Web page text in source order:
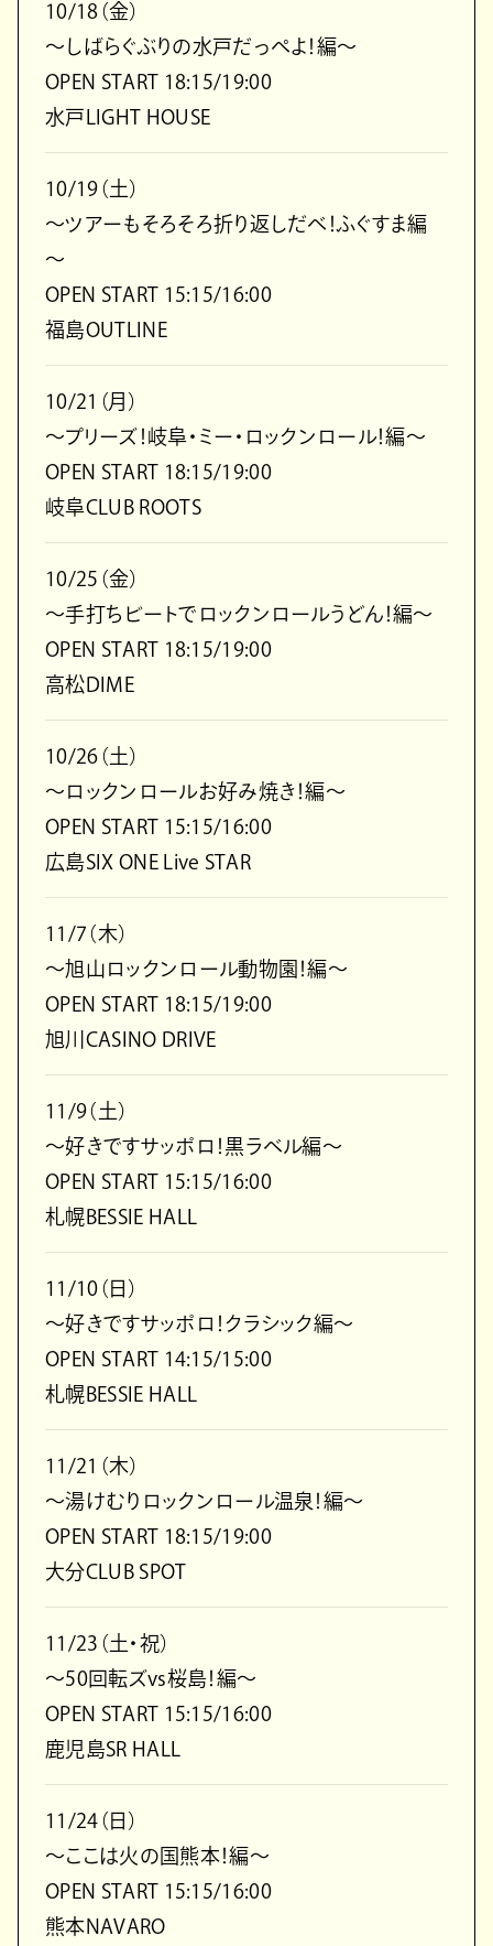
10/18（金）
～しばらぐぶりの水戸だっぺよ！編～
OPEN START 18:15/19:00
水戸LIGHT HOUSE
10/19（土）
～ツアーもそろそろ折り返しだべ！ふぐすま編
～
OPEN START 15:15/16:00
福島OUTLINE
10/21（月）
～プリーズ！岐阜・ミー・ロックンロール！編～
OPEN START 18:15/19:00
岐阜CLUB ROOTS
10/25（金）
～手打ちビートでロックンロールうどん！編～
OPEN START 18:15/19:00
高松DIME
10/26（土）
～ロックンロールお好み焼き！編～
OPEN START 15:15/16:00
広島SIX ONE Live STAR
11/7（木）
～旭山ロックンロール動物園！編～
OPEN START 18:15/19:00
旭川CASINO DRIVE
11/9（土）
～好きですサッポロ！黒ラベル編～
OPEN START 15:15/16:00
札幌BESSIE HALL
11/10（日）
～好きですサッポロ！クラシック編～
OPEN START 14:15/15:00
札幌BESSIE HALL
11/21（木）
～湯けむりロックンロール温泉！編～
OPEN START 18:15/19:00
大分CLUB SPOT
11/23（土・祝）
～50回転ズvs桜島！編～
OPEN START 15:15/16:00
鹿児島SR HALL
11/24（日）
～ここは火の国熊本！編～
OPEN START 15:15/16:00
熊本NAVARO